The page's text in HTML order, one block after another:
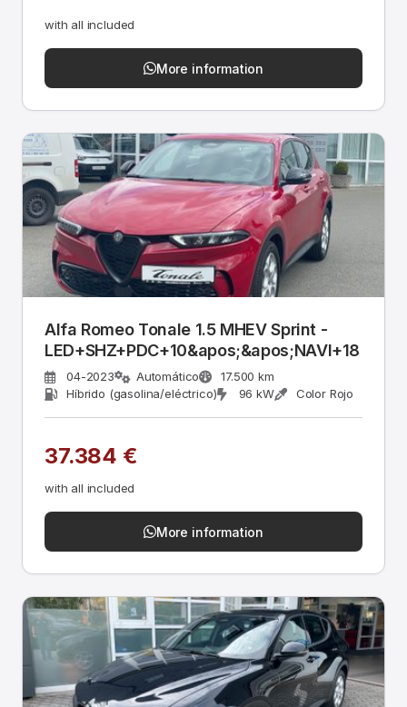
with all included
More information
Alfa Romeo Tonale 1.5 MHEV Sprint -
LED+SHZ+PDC+10&apos;&apos;NAVI+18
04-2023 Automático
17.500 km
Híbrido (gasolina/eléctrico)
96 kW Color Rojo
37.384 €
with all included
More information